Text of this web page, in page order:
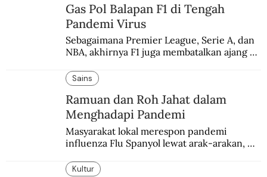
Gas Pol Balapan F1 di Tengah
Pandemi Virus
Sebagaimana Premier League, Serie A, dan
NBA, akhirnya F1 juga membatalkan ajang
enam dekade lampau.
Sains
Ramuan dan Roh Jahat dalam
Menghadapi Pandemi
Masyarakat lokal merespon pandemi
influenza Flu Spanyol lewat arak-arakan,
Kultur